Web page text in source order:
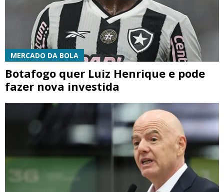
MERCADO DA BOLA
Botafogo quer Luiz Henrique e pode
fazer nova investida